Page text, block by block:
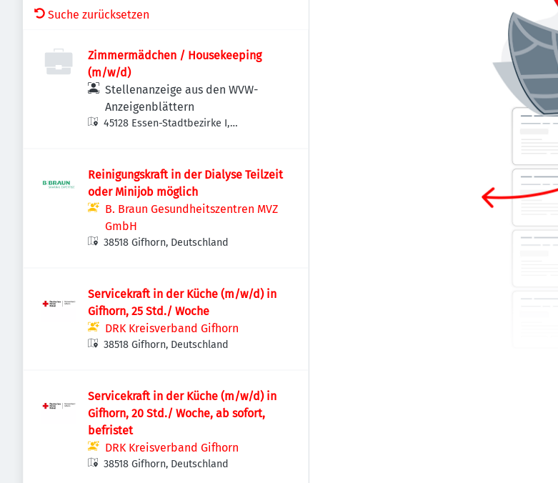
Suche zurücksetzen
Zimmermädchen / Housekeeping
(m/w/d)
Stellenanzeige aus den WVW-
Anzeigenblättern
45128 Essen-Stadtbezirke I,
Reinigungskraft in der Dialyse Teilzeit
oder Minijob möglich
B. Braun Gesundheitszentren MVZ
GmbH
38518 Gifhorn, Deutschland
Servicekraft in der Küche (m/w/d) in
Gifhorn, 25 Std./ Woche
DRK Kreisverband Gifhorn
38518 Gifhorn, Deutschland
Servicekraft in der Küche (m/w/d) in
Gifhorn, 20 Std./ Woche, ab sofort,
befristet
DRK Kreisverband Gifhorn
38518 Gifhorn, Deutschland